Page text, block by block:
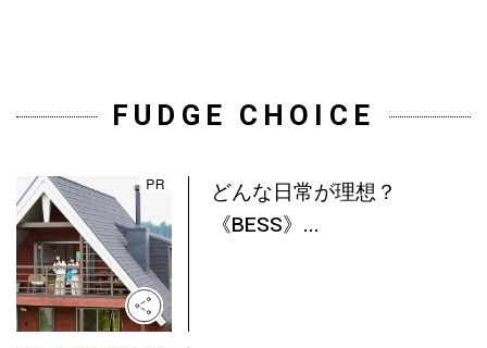
FUDGE CHOICE
どんな日常が理想？
《BESS》...